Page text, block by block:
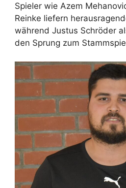
Spieler wie Azem
Reinke liefern
während Justus Schröder
den Sprung zum